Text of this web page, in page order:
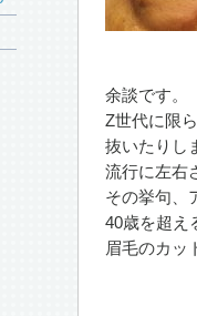
余談です。
Z世代に限
抜いたりし
流行に左右
その挙句、
40歳を超え
眉毛のカッ